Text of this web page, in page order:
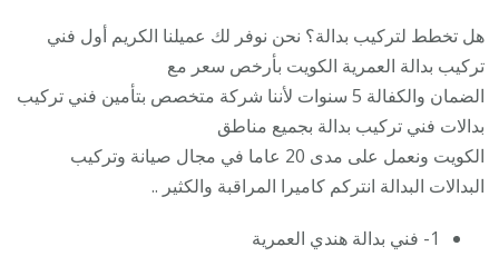
هل تخطط لتركيب بدالة؟ نحن نوفر لك عميلنا الكريم أول فني
تركيب بدالة العمرية الكويت بأرخص سعر مع
الضمان والكفالة 5 سنوات لأننا شركة متخصص بتأمين فني تركيب
بدالات فني تركيب بدالة بجميع مناطق
الكويت ونعمل على مدى 20 عاما في مجال صيانة وتركيب
البدالات البدالة انتركم كاميرا المراقبة والكثير ..
1- فني بدالة هندي العمرية